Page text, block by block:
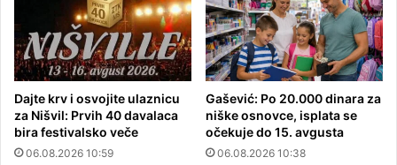
Dajte krv i osvojite ulaznicu
za Nišvil: Prvih 40 davalaca
bira festivalsko veče
06.08.2026 10:59
Gašević: Po 20.000 dinara za
niške osnovce, isplata se
očekuje do 15. avgusta
06.08.2026 10:38